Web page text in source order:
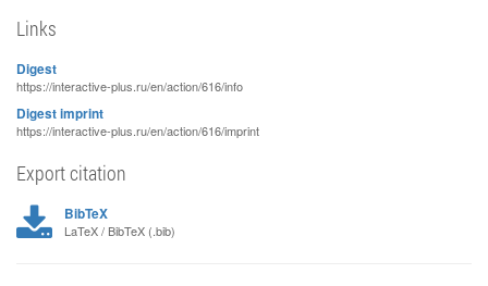
Links
Digest
https://interactive-plus.ru/en/action/616/info
Digest imprint
https://interactive-plus.ru/en/action/616/imprint
Export citation
BibTeX
LaTeX / BibTeX (.bib)